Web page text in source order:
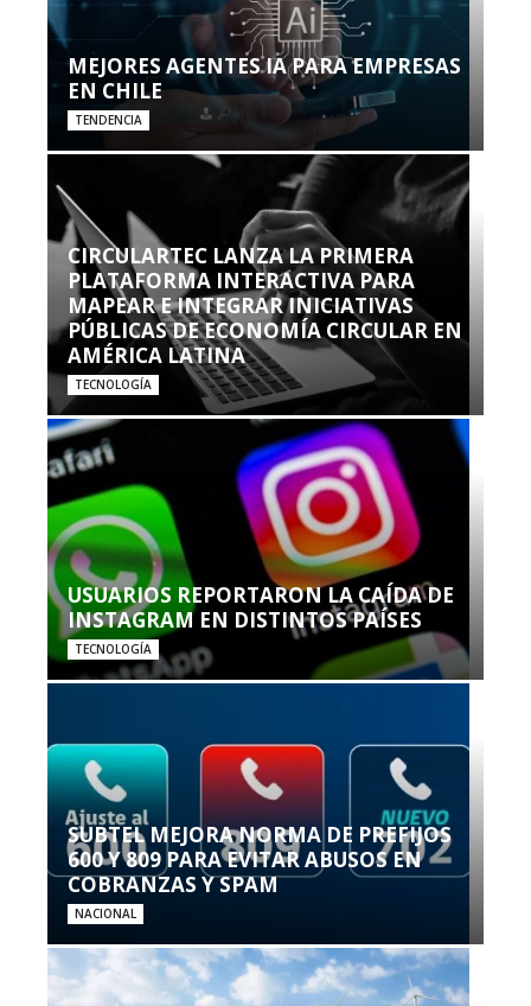
MEJORES AGENTES IA PARA EMPRESAS
EN CHILE
TENDENCIA
CIRCULARTEC LANZA LA PRIMERA
PLATAFORMA INTERACTIVA PARA
MAPEAR E INTEGRAR INICIATIVAS
PÚBLICAS DE ECONOMÍA CIRCULAR EN
AMÉRICA LATINA
TECNOLOGÍA
USUARIOS REPORTARON LA CAÍDA DE
INSTAGRAM EN DISTINTOS PAÍSES
TECNOLOGÍA
SUBTEL MEJORA NORMA DE PREFIJOS
600 Y 809 PARA EVITAR ABUSOS EN
COBRANZAS Y SPAM
NACIONAL